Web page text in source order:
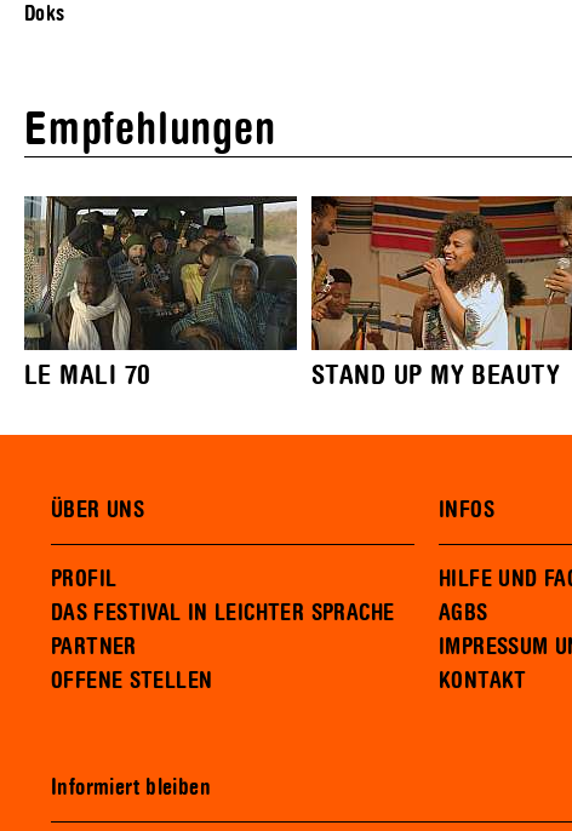
Doks
Empfehlungen
LE MALI 70 STAND UP MY BEAUTY
ÜBER UNS
PROFIL
DAS FESTIVAL IN LEICHTER SPRACHE
PARTNER
OFFENE STELLEN
INFOS
HILFE UND
AGBS
IMPRESSUM
KONTAKT
Informiert bleiben